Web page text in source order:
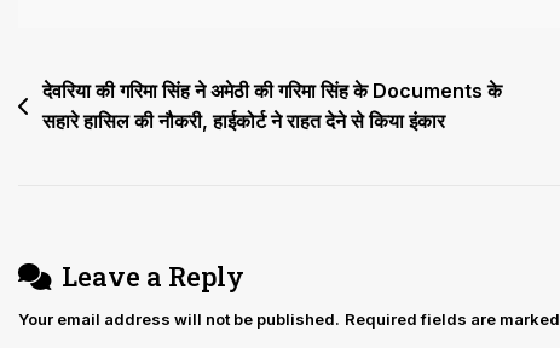
कोटा
तय
याचिका
Post
navigation
देवरिया की गरिमा सिंह ने अमेठी की गरिमा सिंह के Documents के
सहारे हासिल की नौकरी, हाईकोर्ट ने राहत देने से किया इंकार
Leave a Reply
Your email address will not be published. Required fields are marked